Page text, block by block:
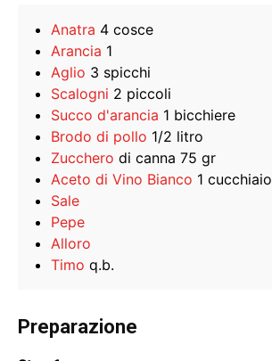
Anatra 4 cosce
Arancia 1
Aglio 3 spicchi
Scalogni 2 piccoli
Succo d'arancia 1 bicchiere
Brodo di pollo 1/2 litro
Zucchero di canna 75 gr
Aceto di Vino Bianco 1 cucchiaio
Sale
Pepe
Alloro
Timo q.b.
Preparazione